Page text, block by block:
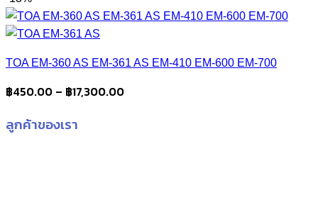
TOA EM-360 AS EM-361 AS EM-410 EM-600 EM-700
฿450.00 – ฿17,300.00Price
ลูกค้าของเรา